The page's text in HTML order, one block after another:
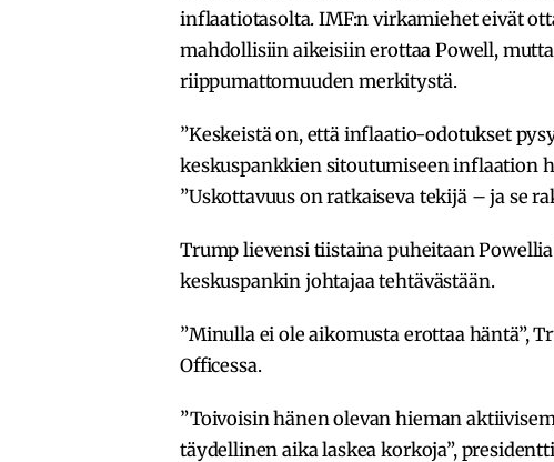
inflaatiotasolta. IMF:n virkamiehet eivät
mahdollisiin aikeisiin erottaa Powell,
riippumattomuuden merkitystä.
”Keskeistä on, että inflaatio-odotukset
keskuspankkien sitoutumiseen inflaation
”Uskottavuus on ratkaiseva tekijä – ja se
Trump lievensi tiistaina puheitaan
keskuspankin johtajaa tehtävästään.
”Minulla ei ole aikomusta erottaa häntä”,
Officessa.
”Toivoisin hänen olevan hieman
täydellinen aika laskea korkoja”,